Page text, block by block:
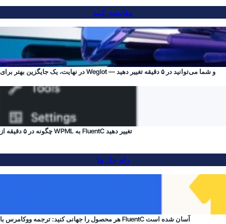
مقایسه کنید
در نهایت، یک جایگزین بهتر برای Weglot — و شما می‌توانید در ۵ دقیقه تغییر دهید
چگونه در ۵ دقیقه از WPML به FluentC تغییر دهید
راه حل ها
هر محصول را جهانی کنید: ترجمه ووکامرس با FluentC آسان شده است